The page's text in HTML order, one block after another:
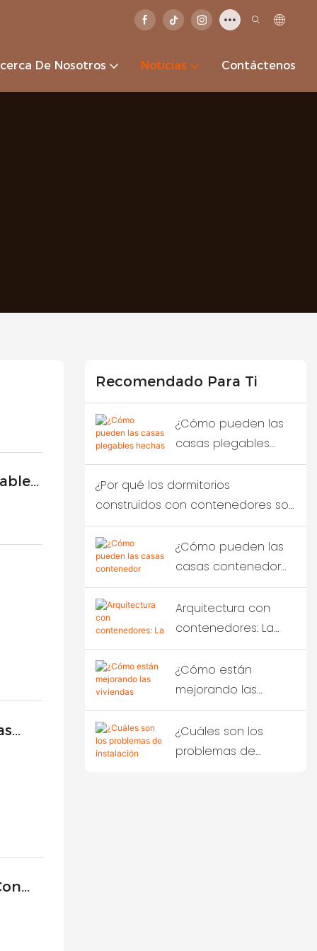
De Nosotros Noticias Contáctenos
Recomendado Para Ti
¿Cómo pueden las
casas plegables
hechas con
contenedores
transformar la ayuda
humanitaria en
casos de desastre?
¿Por qué los dormitorios
construidos con contenedores son
la opción más rentable en
proyectos de construcción
temporal?
¿Cómo pueden las
casas contenedor
plegables redefinir la
respuesta ante
emergencias tras
terremotos severos?
Arquitectura con
contenedores: La
revolución de la
construcción
sostenible que está
transformando la
construcción
moderna.
¿Cómo están
mejorando las
viviendas
prefabricadas
construidas con
¿Cuáles son los
problemas de